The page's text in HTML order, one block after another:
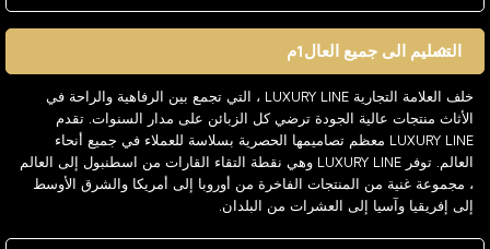
التسليم الى جميع العال1م
خلف العلامة التجارية LUXURY LINE ، التي تجمع بين الرفاهية والراحة في
الأثاث منتجات عالية الجودة ترضي كل الزبائن على مدار السنوات. تقدم
LUXURY LINE معظم تصاميمها الحصرية بسلاسة للعملاء في جميع أنحاء
العالم. توفر LUXURY LINE وهي نقطة التقاء القارات من اسطنبول إلى العالم
، مجموعة غنية من المنتجات الفاخرة من أوروبا إلى أمريكا والشرق الأوسط
إلى إفريقيا وآسيا إلى العشرات من البلدان.